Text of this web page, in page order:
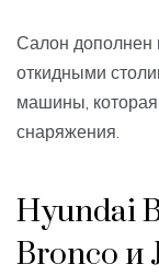
Салон дополнен
откидными
машины, которая
снаряжения.
Hyundai
Bronco и